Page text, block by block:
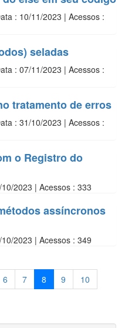
: 10/11/2023 | Acessos :
seladas
: 07/11/2023 | Acessos :
tratamento de erros
: 31/10/2023 | Acessos :
o Registro do
2023 | Acessos : 333
assíncronos
2023 | Acessos : 349
6 7 8 9
10